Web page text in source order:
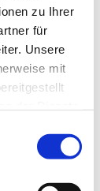
zu Ihrer
für
Unsere
mit